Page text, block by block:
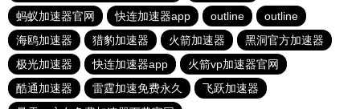
蚂蚁加速器官网
快连加速器app outline
outline
海鸥加速器
猎豹加速器 火箭加速器
黑洞官方加速器
极光加速器
快连加速器app
火箭vp加速器官网
酷通加速器
雷霆加速免费永久
飞跃加速器